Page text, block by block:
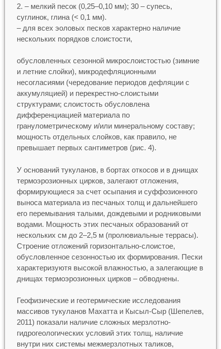
– мелкий песок (0,25–0,10 мм); 30 – супесь,
суглинок, глина (< 0,1 мм).
– для всех эоловых песков характерно наличие
нескольких порядков слоистости,
обусловленных сезонной микрослоистостью (зимние
и летние слойки), микродефляционными
несогласиями (чередование периодов дефляции с
аккумуляцией) и перекрестно-слоистыми
структурами; слоистость обусловлена
дифференциацией материала по
гранулометрическому и/или минеральному составу;
мощность отдельных слойков, как правило, не
превышает первых сантиметров (рис. 4).
У оснований тукуланов, в бортах откосов и в днищах
термоэрозионных цирков, залегают отложения,
формирующиеся за счет осыпания и суффозионного
выноса материала из песчаных толщ и дальнейшего
его перемывания талыми, дождевыми и родниковыми
водами. Мощность этих песчаных образований от
нескольких см до 2–2,5 м (пролювиальные террасы).
Строение отложений горизонтально-слоистое,
обусловленное сезонностью их формирования. Пески
характеризуютя высокой влажностью, а залегающие в
днищах термоэрозионных цирков – обводнены.
Геофизические и геотермические исследования
массивов тукуланов Махатта и Кысыл-Сыр (Шепелев,
2011) показали наличие сложных мерзлотно-
гидрогеологических условий этих толщ, наличие
внутри них системы межмерзлотных таликов,